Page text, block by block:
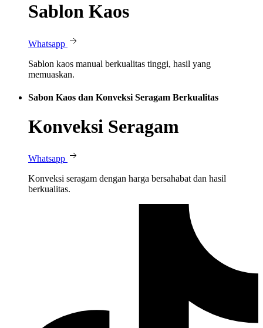
Sablon Kaos
Whatsapp
Sablon kaos manual berkualitas tinggi, hasil yang
memuaskan.
Sabon Kaos dan Konveksi Seragam Berkualitas
Konveksi Seragam
Whatsapp
Konveksi seragam dengan harga bersahabat dan hasil
berkualitas.